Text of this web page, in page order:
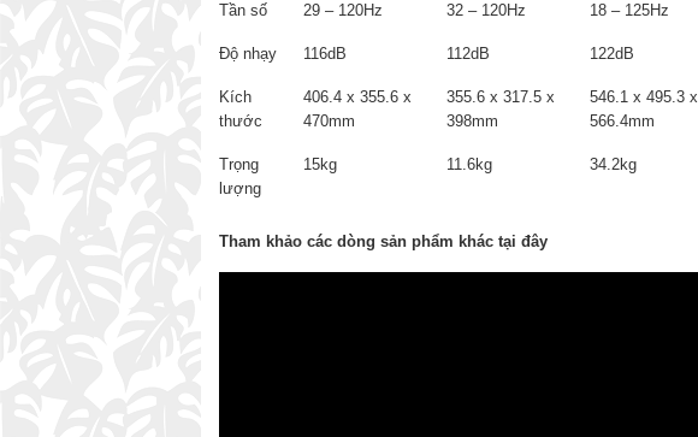
Tần số 29 – 120Hz 32 – 120Hz 18 – 125Hz
Độ nhạy 116dB 112dB 122dB
Kích
thước
406.4 x 355.6 x
470mm
355.6 x 317.5 x
398mm
546.1 x 495.3 x
566.4mm
Trọng
lượng
15kg 11.6kg 34.2kg
Tham khảo các dòng sản phẩm khác tại đây